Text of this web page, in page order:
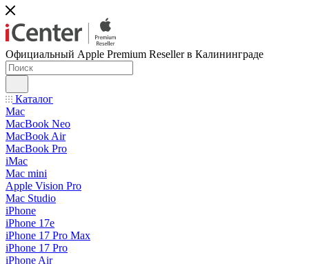
Официальный Apple Premium Reseller в Калининграде
Каталог
Mac
MacBook Neo
MacBook Air
MacBook Pro
iMac
Mac mini
Apple Vision Pro
Mac Studio
iPhone
iPhone 17e
iPhone 17 Pro Max
iPhone 17 Pro
iPhone Air